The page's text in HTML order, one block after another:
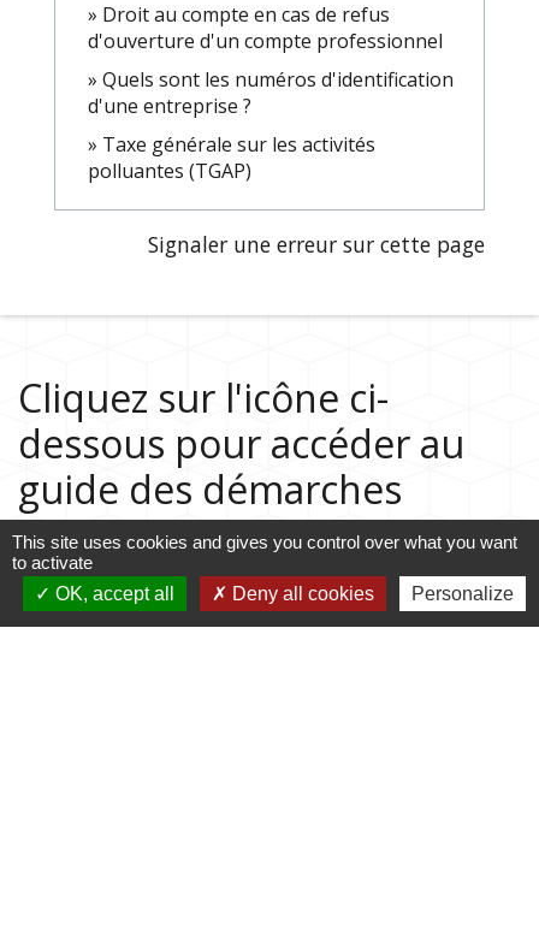
Droit au compte en cas de refus
d'ouverture d'un compte professionnel
Quels sont les numéros d'identification
d'une entreprise ?
Taxe générale sur les activités
polluantes (TGAP)
Signaler une erreur sur cette page
Cliquez sur l'icône ci-
dessous pour accéder au
guide des démarches
administratives
Guide des démarches
This site uses cookies and gives you control over what you want
to activate
OK, accept all
Deny all cookies Personalize